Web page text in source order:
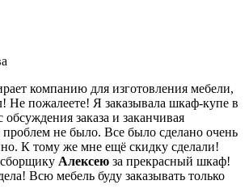
компанию для изготовления мебели,
Не пожалеете! Я заказывала шкаф-купе в
заказа и заканчивая
не было. Все было сделано очень
К тому же мне ещё скидку сделали!
Алексею за прекрасный шкаф!
Всю мебель буду заказывать только